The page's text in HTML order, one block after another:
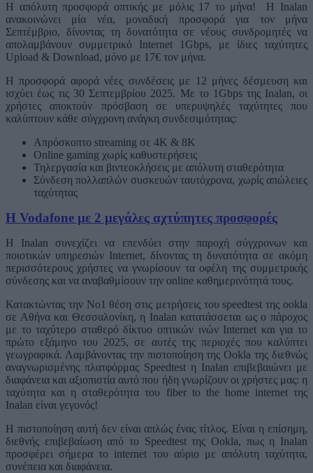
H απόλυτη προσφορά οπτικής με μόλις 17 το μήνα! Η Inalan
ανακοινώνει μία νέα, μοναδική προσφορά για τον μήνα
Σεπτέμβριο, δίνοντας τη δυνατότητα σε νέους συνδρομητές να
απολαμβάνουν συμμετρικό Internet 1Gbps, με ίδιες ταχύτητες
Upload & Download, μόνο με 17€ τον μήνα.
Η προσφορά αφορά νέες συνδέσεις με 12 μήνες δέσμευση και
ισχύει έως τις 30 Σεπτεμβρίου 2025. Με το 1Gbps της Inalan, οι
χρήστες αποκτούν πρόσβαση σε υπερυψηλές ταχύτητες που
καλύπτουν κάθε σύγχρονη ανάγκη συνδεσιμότητας:
Απρόσκοπτο streaming σε 4K & 8K
Online gaming χωρίς καθυστερήσεις
Τηλεργασία και βιντεοκλήσεις με απόλυτη σταθερότητα
Σύνδεση πολλαπλών συσκευών ταυτόχρονα, χωρίς απώλειες
ταχύτητας
Η Vodafone με 2 μεγάλες αχτύπητες προσφορές
Η Inalan συνεχίζει να επενδύει στην παροχή σύγχρονων και
ποιοτικών υπηρεσιών Internet, δίνοντας τη δυνατότητα σε ακόμη
περισσότερους χρήστες να γνωρίσουν τα οφέλη της συμμετρικής
σύνδεσης και να αναβαθμίσουν την online καθημερινότητά τους.
Κατακτώντας την Νο1 θέση στις μετρήσεις του speedtest της ookla
σε Αθήνα και Θεσσαλονίκη, η Inalan κατατάσσεται ως ο πάροχος
με το ταχύτερο σταθερό δίκτυο οπτικών ινών Ιnternet και για το
πρώτο εξάμηνο του 2025, σε αυτές της περιοχές που καλύπτει
γεωγραφικά. Λαμβάνοντας την πιστοποίηση της Ookla της διεθνώς
αναγνωρισμένης πλατφόρμας Speedtest η Inalan επιβεβαιώνει με
διαφάνεια και αξιοπιστία αυτό που ήδη γνωρίζουν οι χρήστες μας: η
ταχύτητα και η σταθερότητα του fiber to the home internet της
Inalan είναι γεγονός!
Η πιστοποίηση αυτή δεν είναι απλώς ένας τίτλος. Είναι η επίσημη,
διεθνής επιβεβαίωση από το Speedtest της Ookla, πως η Inalan
προσφέρει σήμερα το internet του αύριο με απόλυτη ταχύτητα,
συνέπεια και διαφάνεια.